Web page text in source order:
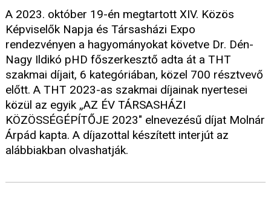
A 2023. október 19-én megtartott XIV. Közös
Képviselők Napja és Társasházi Expo
rendezvényen a hagyományokat követve Dr. Dén-
Nagy Ildikó pHD főszerkesztő adta át a THT
szakmai díjait, 6 kategóriában, közel 700 résztvevő
előtt. A THT 2023-as szakmai díjainak nyertesei
közül az egyik „AZ ÉV TÁRSASHÁZI
KÖZÖSSÉGÉPÍTŐJE 2023" elnevezésű díjat Molnár
Árpád kapta. A díjazottal készített interjút az
alábbiakban olvashatják.